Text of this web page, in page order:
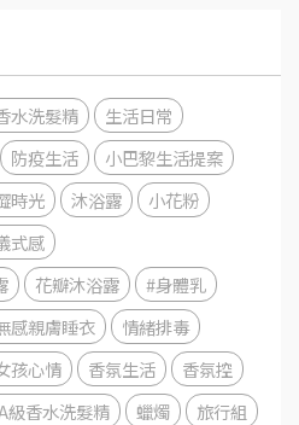
水洗髮精
生活日常
防疫生活
小巴黎生活提案
時光 沐浴露
小花粉
式感
花瓣沐浴露
#身體乳
感親膚睡衣
情緒排毒
孩心情 香氛生活
香氛控
級香水洗髮精 蠟燭
旅行組